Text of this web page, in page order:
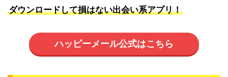
ダウンロードして損はない出会い系アプリ！
ハッピーメール公式はこちら